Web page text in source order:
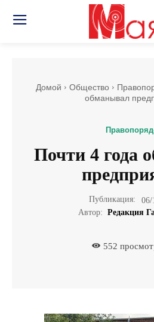
Домой Общество
обманывал
Почти 4 года
Публикация:
06/
Автор: Редакция
552